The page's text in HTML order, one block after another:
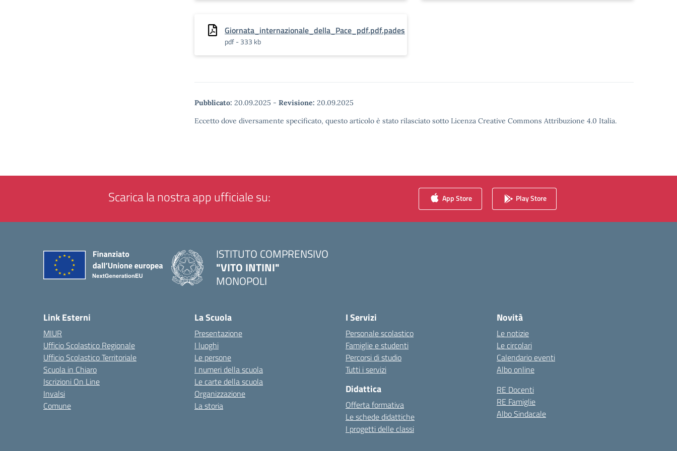
Giornata_internazionale_della_Pace_pdf.pdf.pades
pdf - 333 kb
Pubblicato: 20.09.2025 - Revisione: 20.09.2025
Eccetto dove diversamente specificato, questo articolo è stato rilasciato sotto Licenza Creative Commons Attribuzione 4.0 Italia.
Scarica la nostra app ufficiale su: App Store Play Store
ISTITUTO COMPRENSIVO
"VITO INTINI"
MONOPOLI
Link Esterni
MIUR
Ufficio Scolastico Regionale
Ufficio Scolastico Territoriale
Scuola in Chiaro
Iscrizioni On Line
Invalsi
Comune
La Scuola
Presentazione
I luoghi
Le persone
I numeri della scuola
Le carte della scuola
Organizzazione
La storia
I Servizi
Personale scolastico
Famiglie e studenti
Percorsi di studio
Tutti i servizi
Didattica
Offerta formativa
Le schede didattiche
I progetti delle classi
Novità
Le notizie
Le circolari
Calendario eventi
Albo online
RE Docenti
RE Famiglie
Albo Sindacale